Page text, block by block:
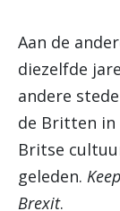
Aan de
diezelfde
andere
de Britten in
Britse
geleden.
Brexit.